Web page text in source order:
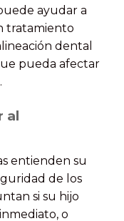
ayudar a
tratamiento
dental
pueda afectar
al
entienden su
de los
si su hijo
o